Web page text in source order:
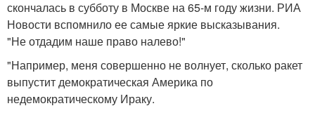
скончалась в субботу в Москве на 65-м году жизни. РИА
Новости вспомнило ее самые яркие высказывания.
"Не отдадим наше право налево!"
"Например, меня совершенно не волнует, сколько ракет
выпустит демократическая Америка по
недемократическому Ираку.